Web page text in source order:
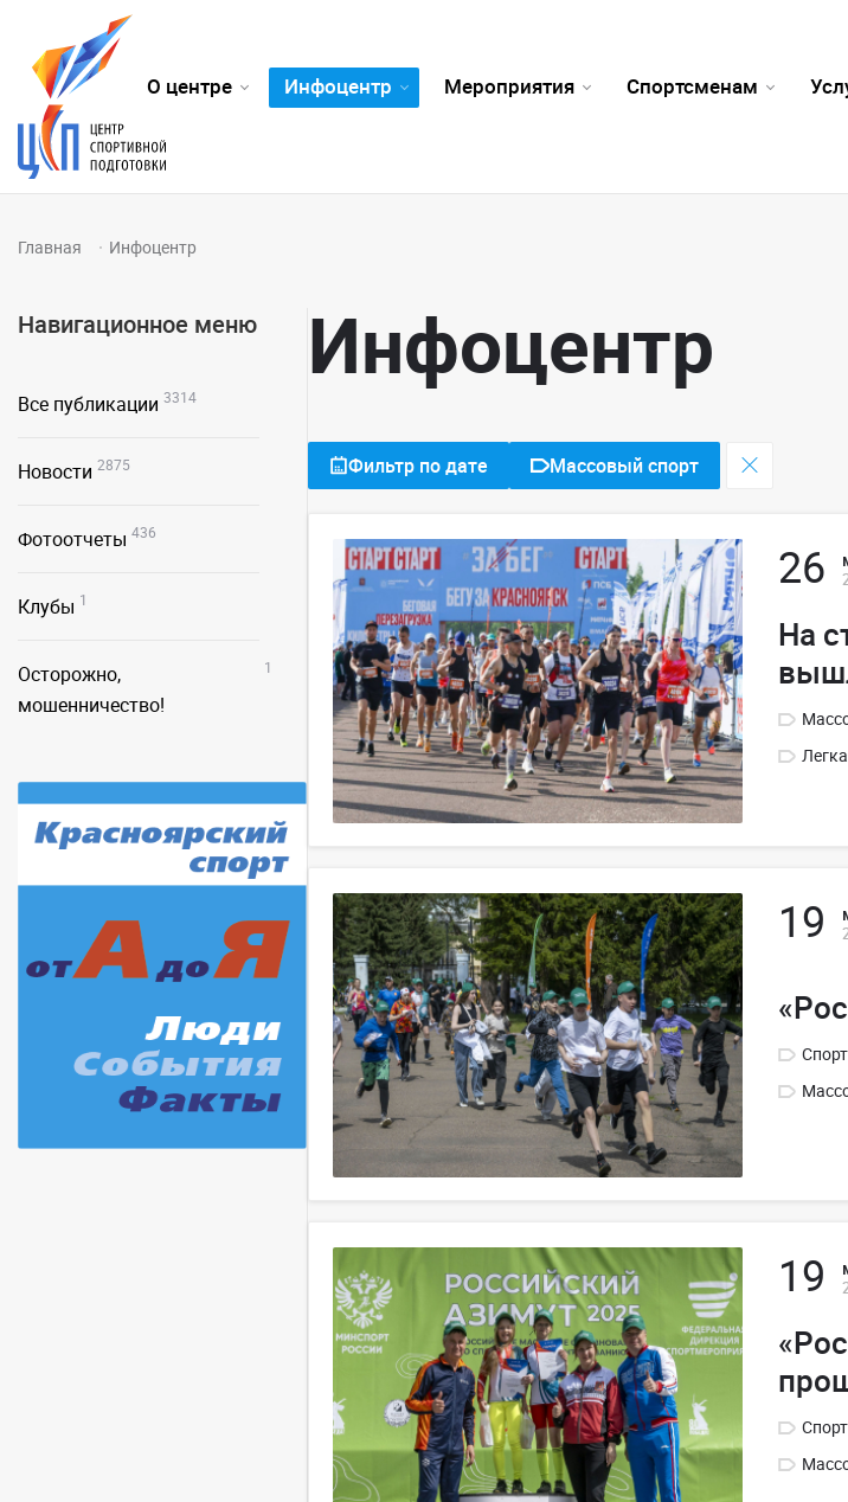
О центре Инфоцентр Мероприятия Спортсменам
Главная Инфоцентр
Навигационное меню
Все публикации 3314
Новости 2875
Фотоотчеты 436
Клубы 1
Осторожно,
мошенничество!
1
Инфоцентр
Фильтр по дате Массовый спорт
26
На
19
19